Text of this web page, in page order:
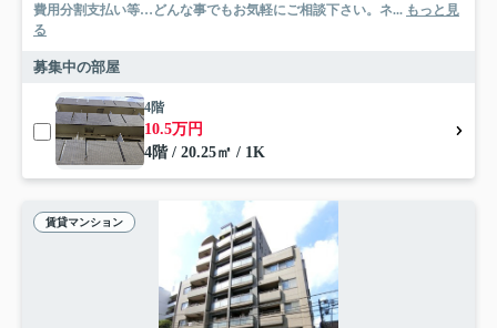
費用分割支払い等…どんな事でもお気軽にご相談下さい。ネ... もっと見
る
募集中の部屋
4階
10.5万円
4階 / 20.25㎡ / 1K
賃貸マンション